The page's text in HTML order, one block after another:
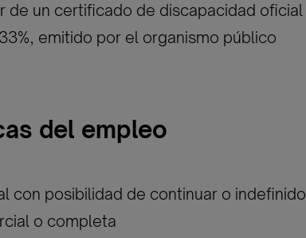
de un certificado de discapacidad oficial
emitido por el organismo público
del empleo
con posibilidad de continuar o indefinido
o completa